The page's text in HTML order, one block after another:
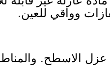
وواقي للعين.
الاسطح.